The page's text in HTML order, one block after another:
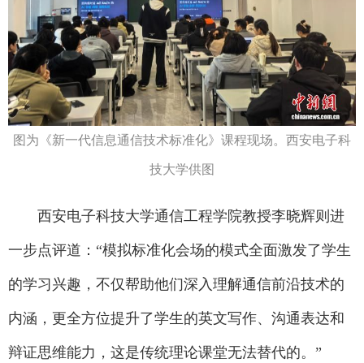
图为《新一代信息通信技术标准化》课程现场。西安电子科
技大学供图
西安电子科技大学通信工程学院教授李晓辉则进
一步点评道：“模拟标准化会场的模式全面激发了学生
的学习兴趣，不仅帮助他们深入理解通信前沿技术的
内涵，更全方位提升了学生的英文写作、沟通表达和
辩证思维能力，这是传统理论课堂无法替代的。”